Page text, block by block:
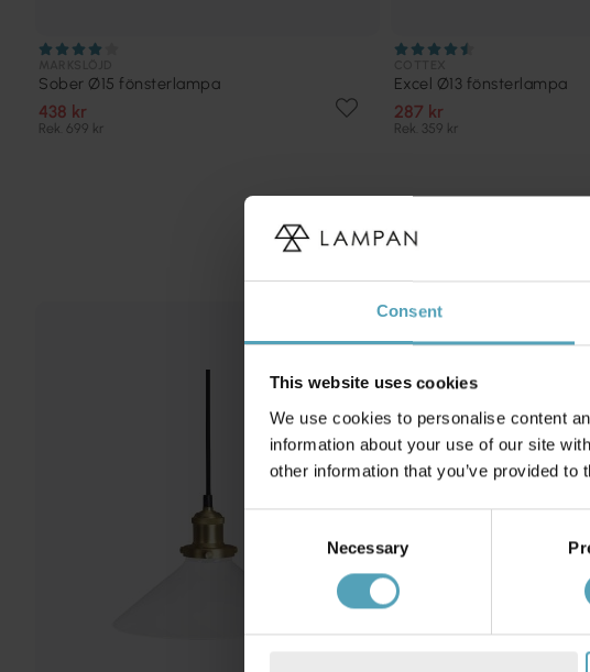
Consent
This website uses cookies
We use cookies to personalise content
information about your use of our site
other information that you’ve provided
Necessary
Sober Ø15 fönsterlampa
438 kr
Rek. 699 kr
Excel Ø13 fönsterlampa
287 kr
Rek. 359 kr